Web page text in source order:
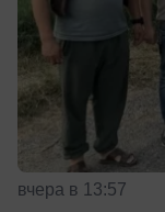
вчера в 13:57